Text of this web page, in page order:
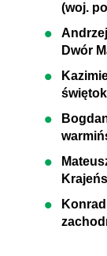
(woj.
Dwór